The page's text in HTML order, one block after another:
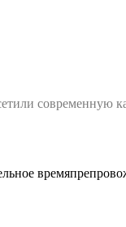
современную